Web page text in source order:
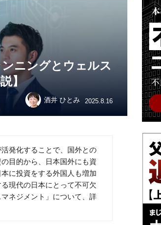
ニングとウェルス
】
酒井 ひとみ 2025.8.16
発化することで、国外との
目的から、日本国外にも資
に投資をする外国人も増加
現代の日本にとって不可欠
ネジメント」について、詳